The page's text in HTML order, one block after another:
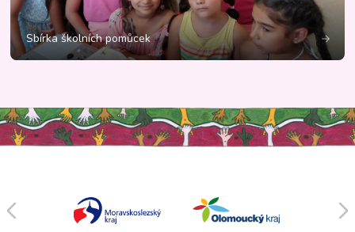
Sbírka školních pomůcek